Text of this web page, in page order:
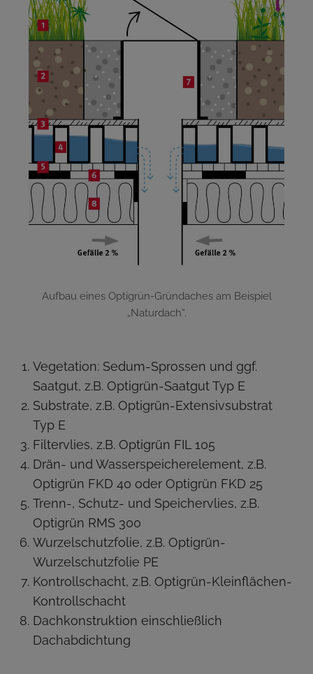
Aufbau eines Optigrün-Gründaches am Beispiel
„Naturdach“.
Vegetation: Sedum-Sprossen und ggf.
Saatgut, z.B. Optigrün-Saatgut Typ E
Substrate, z.B. Optigrün-Extensivsubstrat
Typ E
Filtervlies, z.B. Optigrün FIL 105
Drän- und Wasserspeicherelement, z.B.
Optigrün FKD 40 oder Optigrün FKD 25
Trenn-, Schutz- und Speichervlies, z.B.
Optigrün RMS 300
Wurzelschutzfolie, z.B. Optigrün-
Wurzelschutzfolie PE
Kontrollschacht, z.B. Optigrün-Kleinflächen-
Kontrollschacht
Dachkonstruktion einschließlich
Dachabdichtung